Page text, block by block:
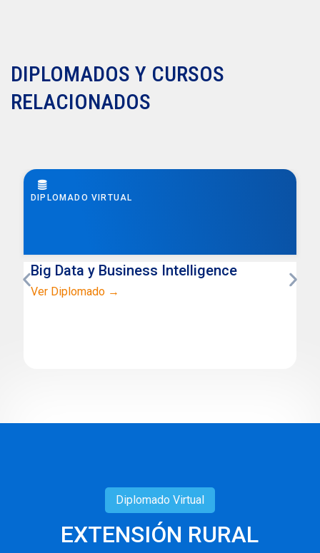
DIPLOMADOS Y CURSOS
RELACIONADOS
DIPLOMADO VIRTUAL
Big Data y Business Intelligence
Ver Diplomado →
Diplomado Virtual
EXTENSIÓN RURAL